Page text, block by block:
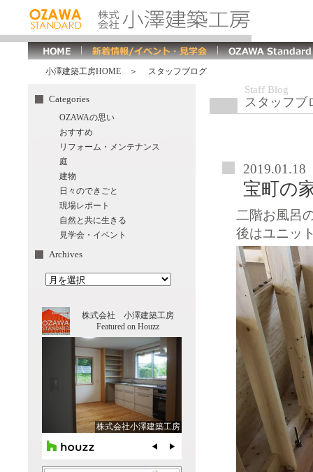
小澤建築工房HOME ＞ スタッフブログ
Categories
OZAWAの思い
おすすめ
リフォーム・メンテナンス
庭
建物
日々のできごと
現場レポート
自然と共に生きる
見学会・イベント
Archives
株式会社 小澤建築工房
Featured on Houzz
Staff Blog
スタッフブ
2019.01.18
宝町の
二階お風呂
後はユニッ